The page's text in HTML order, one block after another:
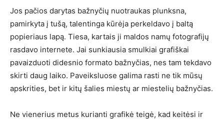
Jos pačios darytas bažnyčių nuotraukas plunksna,
pamirkyta į tušą, talentinga kūrėja perkeldavo į baltą
popieriaus lapą. Tiesa, kartais ji maldos namų fotografijų
rasdavo internete. Jai sunkiausia smulkiai grafiškai
pavaizduoti didesnio formato bažnyčias, nes tam tekdavo
skirti daug laiko. Paveiksluose galima rasti ne tik mūsų
apskrities, bet ir kitų šalies miestų ar miestelių bažnyčias.
Ne vienerius metus kurianti grafikė teigė, kad keitėsi ir